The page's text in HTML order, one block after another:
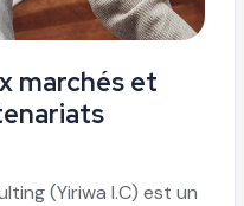
marchés et
(Yiriwa I.C) est un